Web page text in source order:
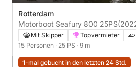
Rotterdam
Motorboot Seafury 800 25PS
Mit Skipper Topvermieter
15 Personen · 25 PS · 9 m
1-mal gebucht in den letzten 24 Std.